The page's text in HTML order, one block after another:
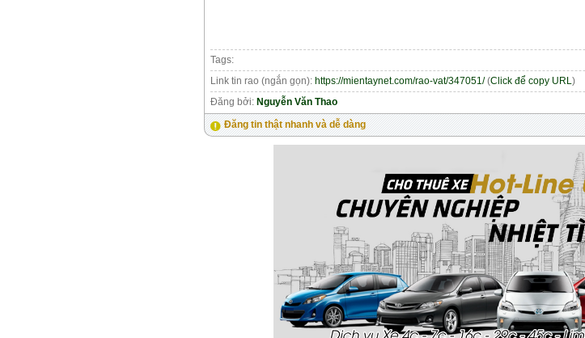
Tags:
Link tin rao (ngắn gọn): https://mientaynet.com/rao-vat/347051/(Click để copy URL)
Đăng bởi: Nguyễn Văn Thao
Đăng tin thật nhanh và dễ dàng